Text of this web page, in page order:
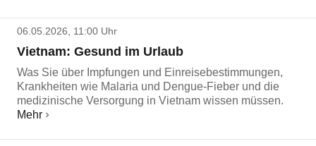
06.05.2026, 11:00 Uhr
Vietnam: Gesund im Urlaub
Was Sie über Impfungen und Einreisebestimmungen,
Krankheiten wie Malaria und Dengue-Fieber und die
medizinische Versorgung in Vietnam wissen müssen.
Mehr